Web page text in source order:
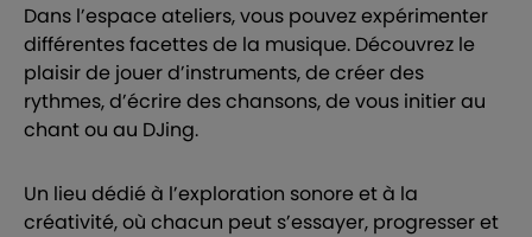
Dans l’espace ateliers, vous pouvez expérimenter
différentes facettes de la musique. Découvrez le
plaisir de jouer d’instruments, de créer des
rythmes, d’écrire des chansons, de vous initier au
chant ou au DJing.
Un lieu dédié à l’exploration sonore et à la
créativité, où chacun peut s’essayer, progresser et